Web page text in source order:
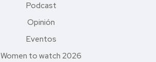
Podcast
Opinión
Eventos
Women to watch 2026